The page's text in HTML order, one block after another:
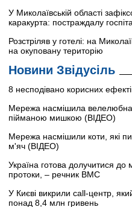
У Миколаївській області
каракурта: постраждалу
Розстріляв у готелі: на
на окуповану територію
Новини Звідусіль
8 несподівано корисних
Мережа насмішила
пійманою мишкою (ВІДЕО)
Мережа насмішили коти, які
м'яч (ВІДЕО)
Україна готова долучитися до
протоки, – речник ВМС
У Києві викрили call-центр,
понад 8,4 млн гривень